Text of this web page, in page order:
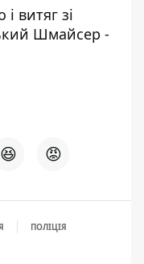
витяг зі
Шмайсер -
😆 😡
ПОЛІЦІЯ